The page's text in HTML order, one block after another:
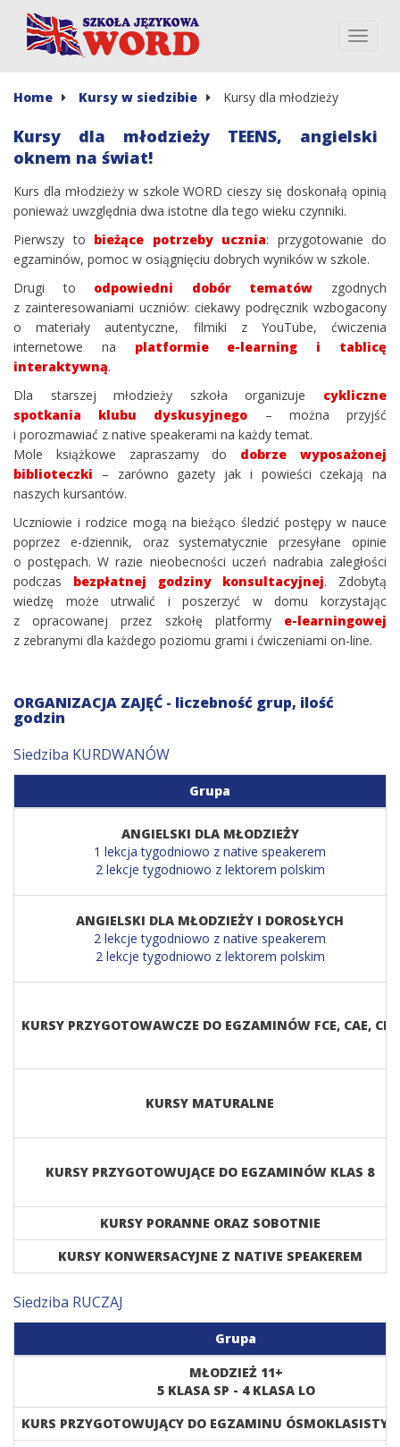
Home Kursy w siedzibie Kursy dla młodzieży
Kursy dla młodzieży TEENS, angielski
oknem na świat!
Kurs dla młodzieży w szkole WORD cieszy się doskonałą opinią
ponieważ uwzględnia dwa istotne dla tego wieku czynniki.
Pierwszy to bieżące potrzeby ucznia: przygotowanie do
egzaminów, pomoc w osiągnięciu dobrych wyników w szkole.
Drugi to odpowiedni dobór tematów zgodnych
z zainteresowaniami uczniów: ciekawy podręcznik wzbogacony
o materiały autentyczne, filmiki z YouTube, ćwiczenia
internetowe na platformie e-learning i tablicę
interaktywną.
Dla starszej młodzieży szkoła organizuje cykliczne
spotkania klubu dyskusyjnego – można przyjść
i porozmawiać z native speakerami na każdy temat.
Mole książkowe zapraszamy do dobrze wyposażonej
biblioteczki – zarówno gazety jak i powieści czekają na
naszych kursantów.
Uczniowie i rodzice mogą na bieżąco śledzić postępy w nauce
poprzez e-dziennik, oraz systematycznie przesyłane opinie
o postępach. W razie nieobecności uczeń nadrabia zaległości
podczas bezpłatnej godziny konsultacyjnej. Zdobytą
wiedzę może utrwalić i poszerzyć w domu korzystając
z opracowanej przez szkołę platformye-learningowej
z zebranymi dla każdego poziomu grami i ćwiczeniami on-line.
ORGANIZACJA ZAJĘĆ - liczebność grup, ilość
godzin
Siedziba KURDWANÓW
Grupa
ANGIELSKI DLA MŁODZIEŻY
1 lekcja tygodniowo z native speakerem
2 lekcje tygodniowo z lektorem polskim
ANGIELSKI DLA MŁODZIEŻY I DOROSŁYCH
2 lekcje tygodniowo z native speakerem
2 lekcje tygodniowo z lektorem polskim
KURSY PRZYGOTOWAWCZE DO EGZAMINÓW FCE, CAE, CPE
KURSY MATURALNE
KURSY PRZYGOTOWUJĄCE DO EGZAMINÓW KLAS 8
KURSY PORANNE ORAZ SOBOTNIE
KURSY KONWERSACYJNE Z NATIVE SPEAKEREM
Siedziba RUCZAJ
Grupa
MŁODZIEŻ 11+
5 KLASA SP - 4 KLASA LO
KURS PRZYGOTOWUJĄCY DO EGZAMINU ÓSMOKLASISTY/